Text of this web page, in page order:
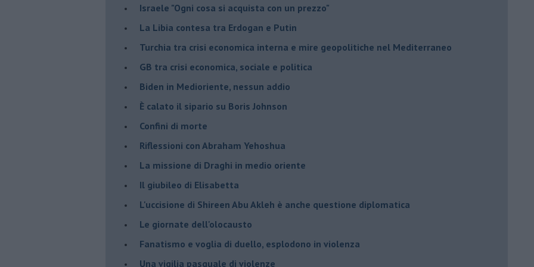
Israele "Ogni cosa si acquista con un prezzo"
La Libia contesa tra Erdogan e Putin
Turchia tra crisi economica interna e mire geopolitiche nel Mediterraneo
GB tra crisi economica, sociale e politica
Biden in Medioriente, nessun addio
È calato il sipario su Boris Johnson
Confini di morte
Riflessioni con Abraham Yehoshua
La missione di Draghi in medio oriente
Il giubileo di Elisabetta
L'uccisione di Shireen Abu Akleh è anche questione diplomatica
Le giornate dell'olocausto
Fanatismo e voglia di duello, esplodono in violenza
Una vigilia pasquale di violenze